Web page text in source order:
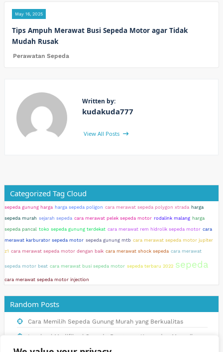
May 16, 2025
Tips Ampuh Merawat Busi Sepeda Motor agar Tidak
Mudah Rusak
Perawatan Sepeda
Written by:
kudakuda777
View All Posts
Categorized Tag Cloud
sepeda gunung harga harga sepeda poligon cara merawat sepeda polygon xtrada harga
sepeda murah sejarah sepeda cara merawat pelek sepeda motor rodalink malang harga
sepeda pancal toko sepeda gunung terdekat cara merawat rem hidrolik sepeda motor cara
merawat karburator sepeda motor sepeda gunung mtb cara merawat sepeda motor jupiter
z1 cara merawat sepeda motor dengan baik cara merawat shock sepeda cara merawat
sepeda motor beat cara merawat busi sepeda motor sepeda terbaru 2022 sepeda
cara merawat sepeda motor injection
Random Posts
Cara Memilih Sepeda Gunung Murah yang Berkualitas
Inspirasi Modifikasi Sepeda Drag yang Keren dan Menarik